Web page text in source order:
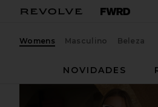
Womens Masculino Beleza
NOVIDADES